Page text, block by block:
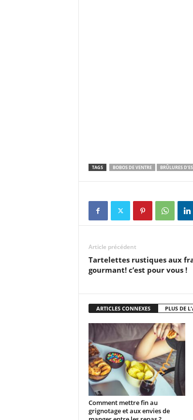
TAGS BOBOS DE VENTRE BRÛLURES
Article précédent
Tartelettes rustiques aux
gourmant! c’est pour vous !
ARTICLES CONNEXES PLUS DE
Comment mettre fin au
grignotage et aux envies de